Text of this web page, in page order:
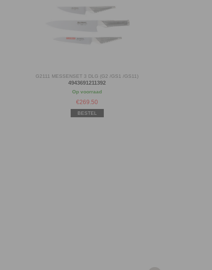
G2111 MESSENSET 3 DLG (G2 /GS1 /GS11)
4943691211392
Op voorraad
€269.50
BESTEL